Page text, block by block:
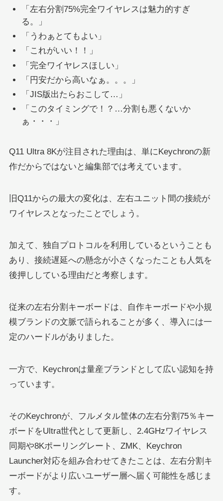
「左右分割75%完全ワイヤレスは魅力的すぎ
る。」
「うわぁとてもよい」
「これがいい！！」
「完全ワイヤレスほしい」
「円安だから高いなぁ。。。」
「JIS版出たらおこして…」
「このタイミングで！？…分割も悪くないか
ぁ・・・」
Q11 Ultra 8Kが注目された理由は、単にKeychronの新
作だからではないと編集部では考えています。
旧Q11からの最大の変化は、左右ユニット間の接続が
ワイヤレスとなったことでしょう。
加えて、独自プロトコルを利用しているということも
あり、接続遅延への懸念が小さくなったことも人気を
後押ししている理由だと考察します。
従来の左右分割キーボードは、自作キーボードや小規
模ブランドの文脈で語られることが多く、導入には一
定のハードルがありました。
一方で、Keychronは量産ブランドとして広い認知を持
っています。
そのKeychronが、フルメタル筐体の左右分割75％キー
ボードをUltra世代として更新し、2.4GHzワイヤレス
同期や8Kポーリングレート、ZMK、Keychron
Launcher対応を組み合わせてきたことは、左右分割キ
ーボードがより広いユーザー層へ届く可能性を感じま
す。